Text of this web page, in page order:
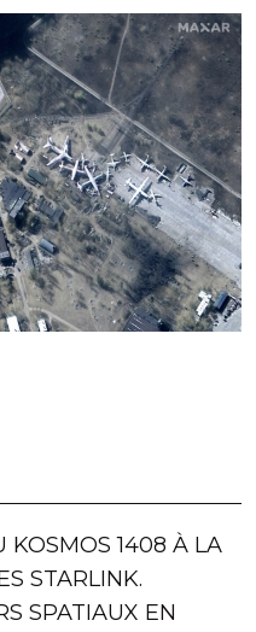
KOSMOS 1408 À LA
STARLINK.
SPATIAUX EN